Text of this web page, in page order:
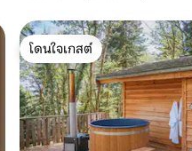
โดนใจเกสต์
โดนใจเกสต์